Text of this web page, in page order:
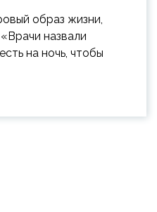
образ жизни,
назвали
на ночь, чтобы